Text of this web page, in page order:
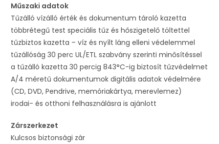
Műszaki adatok
Tűzálló vízálló érték és dokumentum tároló kazetta
többrétegű test speciális tűz és hőszigetelő töltettel
tűzbiztos kazetta – víz és nyílt láng elleni védelemmel
tűzállóság 30 perc UL/ETL szabvány szerinti minősítéssel
a tűzálló kazetta 30 percig 843°C-ig biztosít tűzvédelmet
A/4 méretű dokumentumok digitális adatok védelmére
(CD, DVD, Pendrive, memóriakártya, merevlemez)
irodai- és otthoni felhasználásra is ajánlott
Zárszerkezet
Kulcsos biztonsági zár